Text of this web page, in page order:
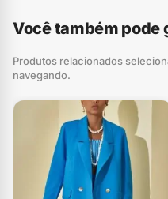
Você também pode
Produtos relacionados
navegando.